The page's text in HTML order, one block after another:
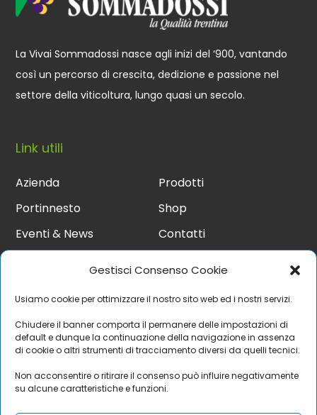
Gestisci Consenso Cookie
Usiamo cookie per ottimizzare il nostro sito web ed i nostri servizi.
Chiudere il banner comporta il permanere delle impostazioni di
default e dunque la continuazione della navigazione in assenza
di cookie o altri strumenti di tracciamento diversi da quelli tecnici.
Non acconsentire o ritirare il consenso può influire negativamente
su alcune caratteristiche e funzioni.
La Vivai Sommadossi nasce agli inizi del ‘900, vantando
così un percorso di crescita, dedizione e passione nel
settore della viticoltura, lungo quasi un secolo.
Link utili
Azienda
Prodotti
Portinnesto
Shop
Eventi & News
Contatti
Contatti
Su appuntamento
Via alle Cime 5, Vallelaghi (TN)
+39 0461 864637